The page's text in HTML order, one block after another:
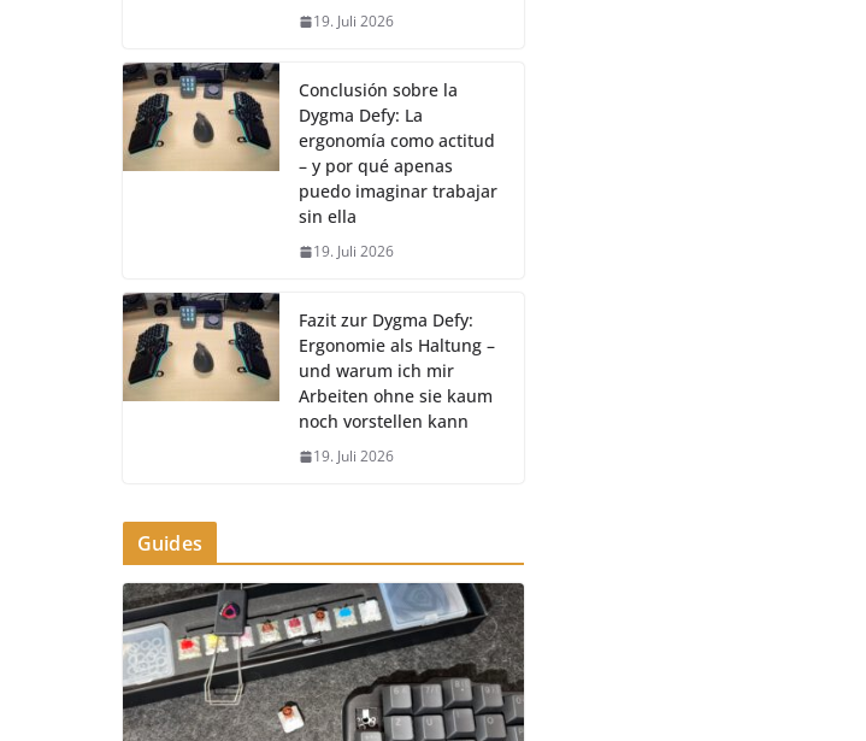
19. Juli 2026
Conclusión sobre la
Dygma Defy: La
ergonomía como actitud
– y por qué apenas
puedo imaginar trabajar
sin ella
19. Juli 2026
Fazit zur Dygma Defy:
Ergonomie als Haltung –
und warum ich mir
Arbeiten ohne sie kaum
noch vorstellen kann
19. Juli 2026
Guides